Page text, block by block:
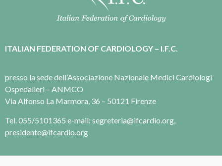
ITALIAN FEDERATION OF CARDIOLOGY – I.F.C.
presso la sede dell’Associazione Nazionale Medici Cardiologi
Ospedalieri – ANMCO
Via Alfonso La Marmora, 36 – 50121 Firenze
Tel. 055/5101365 e-mail: segreteria@ifcardio.org,
presidente@ifcardio.org